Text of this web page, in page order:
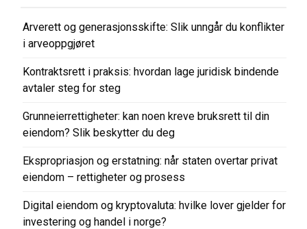
Arverett og generasjonsskifte: Slik unngår du konflikter
i arveoppgjøret
Kontraktsrett i praksis: hvordan lage juridisk bindende
avtaler steg for steg
Grunneierrettigheter: kan noen kreve bruksrett til din
eiendom? Slik beskytter du deg
Ekspropriasjon og erstatning: når staten overtar privat
eiendom – rettigheter og prosess
Digital eiendom og kryptovaluta: hvilke lover gjelder for
investering og handel i norge?